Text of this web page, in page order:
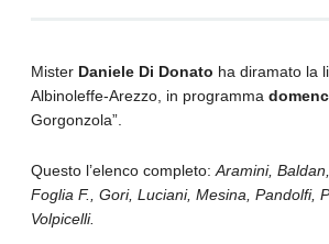
Mister Daniele Di Donato ha diramato la
Albinoleffe-Arezzo, in programma
Gorgonzola”.
Questo l’elenco completo:Aramini,
Foglia F., Gori, Luciani, Mesina, Pandolfi,
Volpicelli.